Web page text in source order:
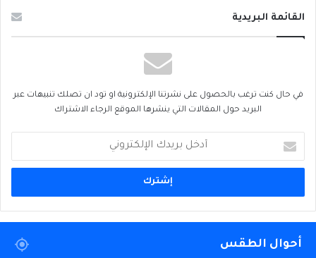
القائمة البريدية
في حال كنت ترغب بالحصول على نشرتنا الإلكترونية او تود ان تصلك تنبيهات عبر
البريد حول المقالات التي ينشرها الموقع الرجاء الاشتراك
بريدك
الإلكتروني
أحوال الطقس